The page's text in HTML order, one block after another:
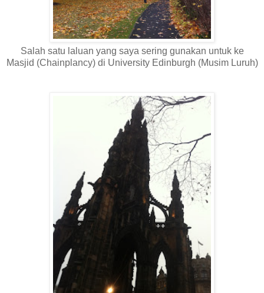
Salah satu laluan yang saya sering gunakan untuk ke
Masjid (Chainplancy) di University Edinburgh (Musim Luruh)